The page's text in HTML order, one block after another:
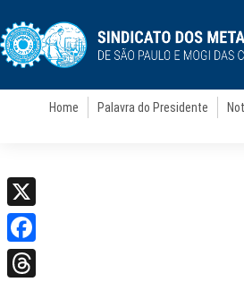
Home Palavra do Presidente
X
Facebook